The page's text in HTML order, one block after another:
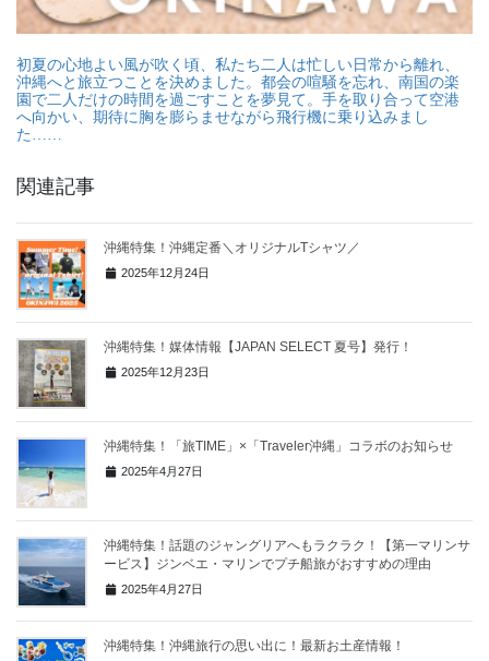
初夏の心地よい風が吹く頃、私たち二人は忙しい日常から離れ、
沖縄へと旅立つことを決めました。都会の喧騒を忘れ、南国の楽
園で二人だけの時間を過ごすことを夢見て。手を取り合って空港
へ向かい、期待に胸を膨らませながら飛行機に乗り込みまし
た……
関連記事
沖縄特集！沖縄定番＼オリジナルTシャツ／
2025年12月24日
沖縄特集！媒体情報【JAPAN SELECT 夏号】発行！
2025年12月23日
沖縄特集！「旅TIME」×「Traveler沖縄」コラボのお知らせ
2025年4月27日
沖縄特集！話題のジャングリアへもラクラク！【第一マリンサ
ービス】ジンベエ・マリンでプチ船旅がおすすめの理由
2025年4月27日
沖縄特集！沖縄旅行の思い出に！最新お土産情報！